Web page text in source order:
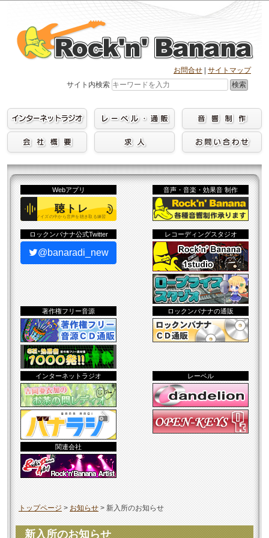
content
お問合せ
サイトマップ
サイト内検索
検索
トップページ>お知らせ>新入所のお知らせ
新入所のお知らせ
Webアプリ 音声・音楽・効果音 制作
ロックンバナナ公式Twitter
@banaradi_new
レコーディングスタジオ
著作権フリー音源 ロックンバナナの通販
インターネットラジオ レーベル
関連会社